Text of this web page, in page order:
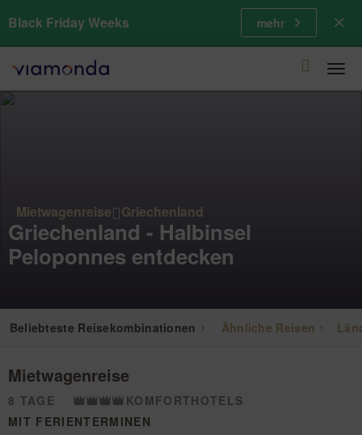
Black Friday Weeks mehr
Mietwagenreise Griechenland
Griechenland - Halbinsel
Peloponnes entdecken
Beliebteste Reisekombinationen Ähnliche Reisen
Mietwagenreise
8 TAGE
KOMFORTHOTELS
MIT FERIENTERMINEN